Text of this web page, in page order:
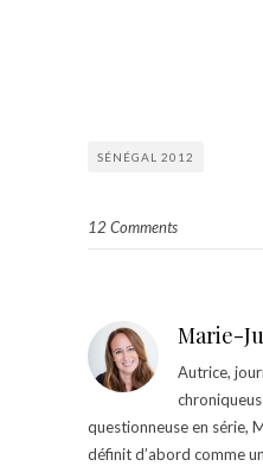
SÉNÉGAL 2012
12 Comments
Marie-
Autrice,
questionneuse en série,
définit d’abord comme